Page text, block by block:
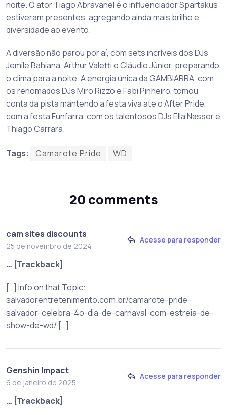
noite. O ator Tiago Abravanel é o influenciador Spartakus
estiveram presentes, agregando ainda mais brilho e
diversidade ao evento.
A diversão não parou por aí, com sets incríveis dos DJs
Jemile Bahiana, Arthur Valetti e Cláudio Júnior, preparando
o clima para a noite. A energia única da GAMBIARRA, com
os renomados DJs Miro Rizzo e Fabi Pinheiro, tomou
conta da pista mantendo a festa viva até o After Pride,
com a festa Funfarra, com os talentosos DJs Ella Nasser e
Thiago Carrara.
Tags: Camarote Pride WD
20 comments
cam sites discounts
25 de novembro de 2024
Acesse para responder
… [Trackback]
[…] Info on that Topic:
salvadorentretenimento.com.br/camarote-pride-
salvador-celebra-4o-dia-de-carnaval-com-estreia-de-
show-de-wd/ […]
Genshin Impact
6 de janeiro de 2025
Acesse para responder
… [Trackback]